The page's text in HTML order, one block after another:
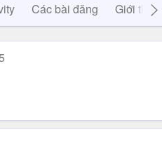
Các bài đăng Giới thiệu